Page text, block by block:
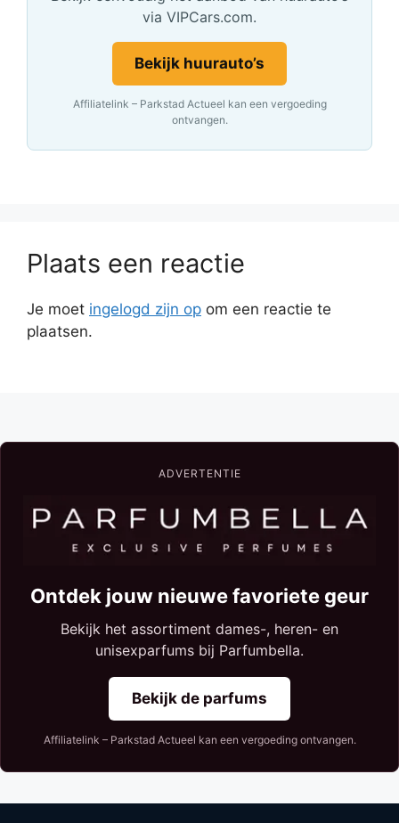
via VIPCars.com.
Bekijk huurauto’s
Affiliatelink – Parkstad Actueel kan een vergoeding
ontvangen.
Plaats een reactie
Je moet ingelogd zijn op om een reactie te
plaatsen.
ADVERTENTIE
Ontdek jouw nieuwe favoriete geur
Bekijk het assortiment dames-, heren- en
unisexparfums bij Parfumbella.
Bekijk de parfums
Affiliatelink – Parkstad Actueel kan een vergoeding ontvangen.